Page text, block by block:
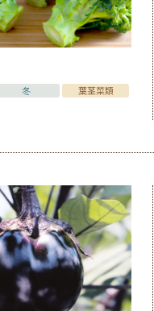
冬 葉茎菜類